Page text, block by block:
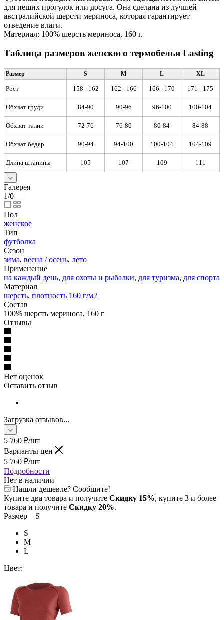
для пеших прогулок или досуга. Она сделана из лучшей
австралийской шерсти мериноса, которая гарантирует
отведение влаги.
Материал: 100% шерсть мериноса, 160 г.
Таблица размеров женского термобелья Lasting
Размер S M L XL
Рост 158 - 162 162 - 166 166 - 170 171 - 175
Обхват груди 84-90 90-96 96-100 100-104
Обхват талии 72-76 76-80 80-84 84-88
Обхват бедер 90-94 94-100 100-104 104-109
Длина штанины 105 107 109 111
Галерея
1/0 —
Пол
женское
Тип
футболка
Сезон
зима, весна / осень, лето
Применение
на каждый день, для охоты и рыбалки, для туризма, для спорта
Материал
шерсть, плотность 160 г/м2
Состав
100% шерсть мериноса, 160 г
Отзывы
Нет оценок
Оставить отзыв
Загрузка отзывов...
5 760 ₽/шт
Варианты цен
5 760 ₽/шт
Подробности
Нет в наличии
Нашли дешевле? Сообщите!
Купите два товара и получите Скидку 15%, купите 3 и более
товара и получите Скидку 20%.
Размер—S
S
M
L
Цвет: